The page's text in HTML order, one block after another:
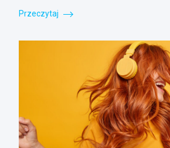
Przeczytaj